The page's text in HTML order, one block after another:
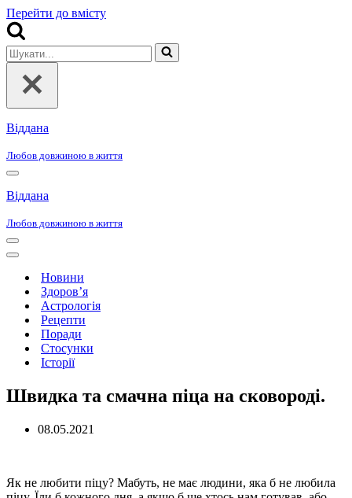
Перейти до вмісту
Шукати...
Віддана
Любов довжиною в життя
Меню
навігації
Віддана
Любов довжиною в життя
Меню
навігації
Меню
навігаціїНовини
Здоров’я
Астрологія
Рецепти
Поради
Стосунки
Історії
Швидка та смачна піца на сковороді.
08.05.2021
Як не любити піцу? Мабуть, не має людини, яка б не любила